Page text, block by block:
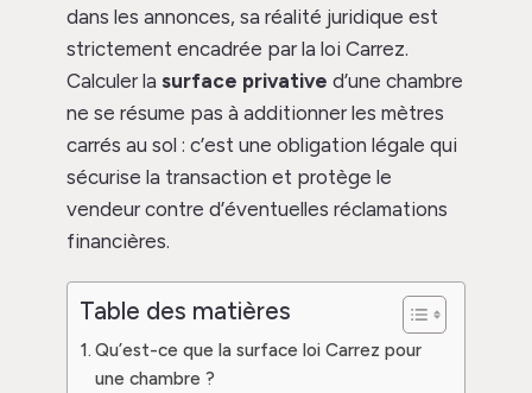
dans les annonces, sa réalité juridique est
strictement encadrée par la loi Carrez.
Calculer la surface privative d’une chambre
ne se résume pas à additionner les mètres
carrés au sol : c’est une obligation légale qui
sécurise la transaction et protège le
vendeur contre d’éventuelles réclamations
financières.
Table des matières
Qu’est-ce que la surface loi Carrez pour
une chambre ?